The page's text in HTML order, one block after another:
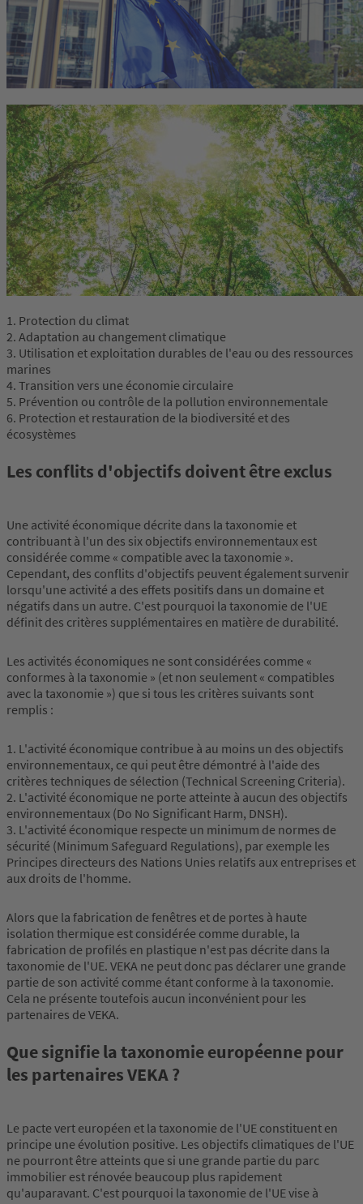
1. Protection du climat
2. Adaptation au changement climatique
3. Utilisation et exploitation durables de l'eau ou des ressources
marines
4. Transition vers une économie circulaire
5. Prévention ou contrôle de la pollution environnementale
6. Protection et restauration de la biodiversité et des
écosystèmes
Les conflits d'objectifs doivent être exclus
Une activité économique décrite dans la taxonomie et
contribuant à l'un des six objectifs environnementaux est
considérée comme « compatible avec la taxonomie ».
Cependant, des conflits d'objectifs peuvent également survenir
lorsqu'une activité a des effets positifs dans un domaine et
négatifs dans un autre. C'est pourquoi la taxonomie de l'UE
définit des critères supplémentaires en matière de durabilité.
Les activités économiques ne sont considérées comme «
conformes à la taxonomie » (et non seulement « compatibles
avec la taxonomie ») que si tous les critères suivants sont
remplis :
1. L'activité économique contribue à au moins un des objectifs
environnementaux, ce qui peut être démontré à l'aide des
critères techniques de sélection (Technical Screening Criteria).
2. L'activité économique ne porte atteinte à aucun des objectifs
environnementaux (Do No Significant Harm, DNSH).
3. L'activité économique respecte un minimum de normes de
sécurité (Minimum Safeguard Regulations), par exemple les
Principes directeurs des Nations Unies relatifs aux entreprises et
aux droits de l'homme.
Alors que la fabrication de fenêtres et de portes à haute
isolation thermique est considérée comme durable, la
fabrication de profilés en plastique n'est pas décrite dans la
taxonomie de l'UE. VEKA ne peut donc pas déclarer une grande
partie de son activité comme étant conforme à la taxonomie.
Cela ne présente toutefois aucun inconvénient pour les
partenaires de VEKA.
Que signifie la taxonomie européenne pour
les partenaires VEKA ?
Le pacte vert européen et la taxonomie de l'UE constituent en
principe une évolution positive. Les objectifs climatiques de l'UE
ne pourront être atteints que si une grande partie du parc
immobilier est rénovée beaucoup plus rapidement
qu'auparavant. C'est pourquoi la taxonomie de l'UE vise à